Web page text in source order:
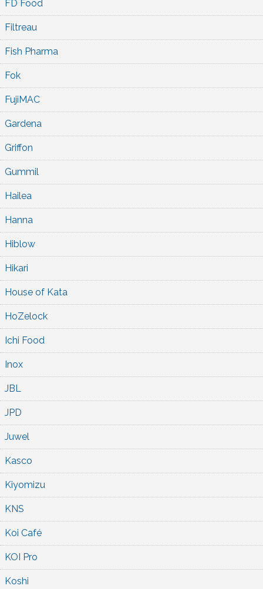
FD Food
Filtreau
Fish Pharma
Fok
FujiMAC
Gardena
Griffon
Gummil
Hailea
Hanna
Hiblow
Hikari
House of Kata
HoZelock
Ichi Food
Inox
JBL
JPD
Juwel
Kasco
Kiyomizu
KNS
Koi Café
KOI Pro
Koshi